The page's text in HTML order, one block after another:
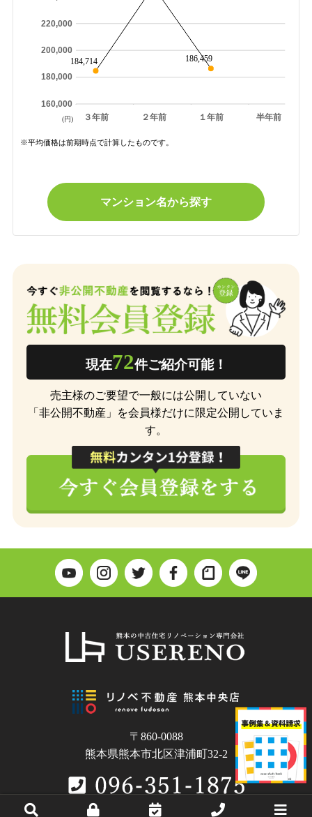
３年前 ２年前 １年前 半年前
160,000
180,000
200,000
220,000
184,714 186,459
(円)
※平均価格は前期時点で計算したものです。
マンション名から探す
現在72件ご紹介可能！
売主様のご要望で一般には公開していない
「非公開不動産」を会員様だけに限定公開していま
す。
〒860-0088
熊本県熊本市北区津浦町32-2